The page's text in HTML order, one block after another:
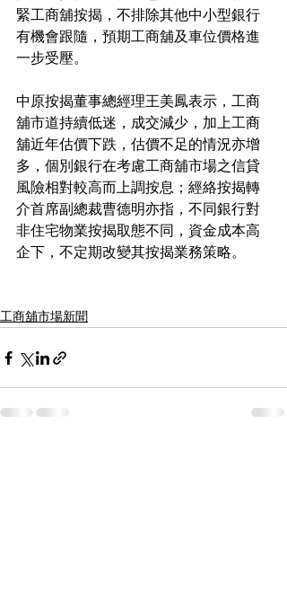
緊工商舖按揭，不排除其他中小型銀行
有機會跟隨，預期工商舖及車位價格進
一步受壓。
中原按揭董事總經理王美鳳表示，工商
舖市道持續低迷，成交減少，加上工商
舖近年估價下跌，估價不足的情況亦增
多，個別銀行在考慮工商舖市場之信貸
風險相對較高而上調按息；經絡按揭轉
介首席副總裁曹德明亦指，不同銀行對
非住宅物業按揭取態不同，資金成本高
企下，不定期改變其按揭業務策略。
工商舖市場新聞